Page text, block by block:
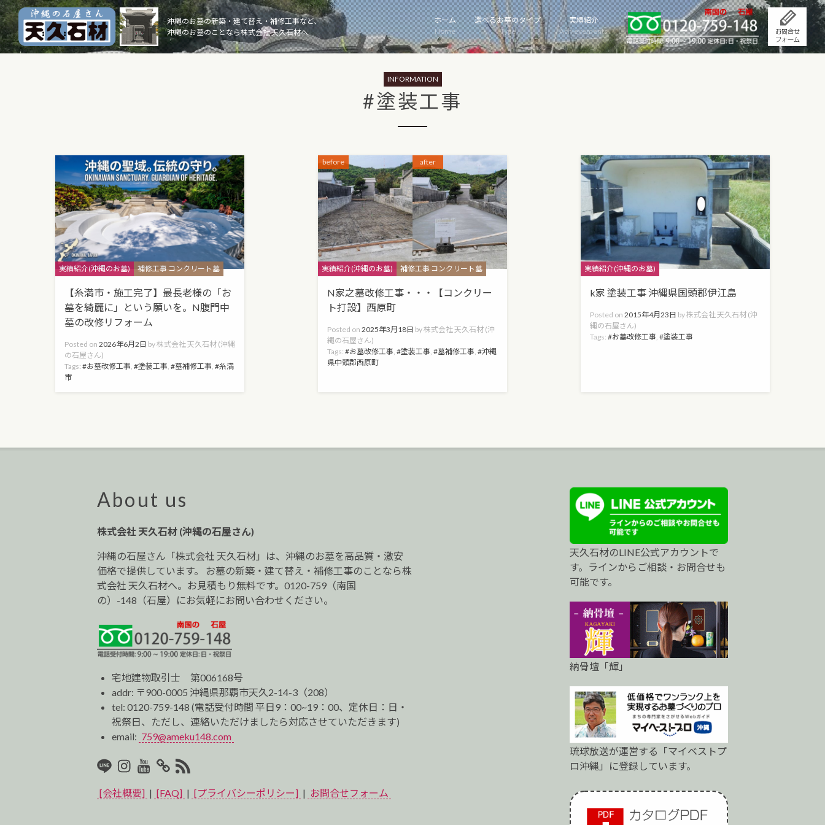
Skip
to
content
沖縄のお墓の新築・建て替え・補修工事など、
沖縄のお墓のことなら株式会社 天久石材へ
ホーム
Home
選べるお墓のタイプ
Type
実績紹介
Achievements
INFORMATION
#塗装工事
Categories
実績紹介(沖縄のお墓) 補修工事 コンクリート墓
【糸満市・施工完了】最長老様の「お
墓を綺麗に」という願いを。N腹門中
墓の改修リフォーム
Posted on 2026年6月2日 by株式会社 天久石材 (沖縄
の石屋さん)
Tags:
お墓改修工事, 塗装工事, 墓補修工事,
糸満
市
before after
Categories
実績紹介(沖縄のお墓) 補修工事 コンクリート墓
N家之墓改修工事・・・【コンクリー
ト打設】西原町
Posted on 2025年3月18日 by株式会社 天久石材 (沖
縄の石屋さん)
Tags:
お墓改修工事, 塗装工事, 墓補修工事,
沖縄
県中頭郡西原町
Categories
実績紹介(沖縄のお墓)
k家 塗装工事 沖縄県国頭郡伊江島
Posted on 2015年4月23日 by株式会社 天久石材 (沖
縄の石屋さん)
Tags:
お墓改修工事, 塗装工事
About us
株式会社 天久石材 (沖縄の石屋さん)
沖縄の石屋さん「株式会社 天久石材」は、沖縄のお墓を高品質・激安
価格で提供しています。 お墓の新築・建て替え・補修工事のことなら株
式会社 天久石材へ。お見積もり無料です。0120-759（南国
の）-148（石屋）にお気軽にお問い合わせください。
宅地建物取引士 第006168号
addr: 〒900-0005 沖縄県那覇市天久2-14-3（208）
tel:0120-759-148 (電話受付時間 平日9：00~19：00、定休日：日・
祝祭日、ただし、連絡いただけましたら対応させていただきます)
email: 759@ameku148.com
LINEInstagram
Youtube
マ
イ
RSS2
[会社概要] | [FAQ] | [プライバシーポリシー] | お問合せフォーム
天久石材のLINE公式アカウントで
す。ラインからご相談・お問合せも
可能です。
納骨壇「輝」
琉球放送が運営する「マイベストプ
ロ沖縄」に登録しています。